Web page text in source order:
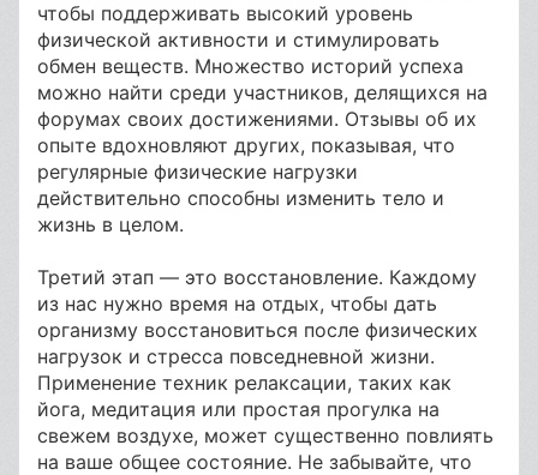
чтобы поддерживать высокий уровень
физической активности и стимулировать
обмен веществ. Множество историй успеха
можно найти среди участников, делящихся на
форумах своих достижениями. Отзывы об их
опыте вдохновляют других, показывая, что
регулярные физические нагрузки
действительно способны изменить тело и
жизнь в целом.
Третий этап — это восстановление. Каждому
из нас нужно время на отдых, чтобы дать
организму восстановиться после физических
нагрузок и стресса повседневной жизни.
Применение техник релаксации, таких как
йога, медитация или простая прогулка на
свежем воздухе, может существенно повлиять
на ваше общее состояние. Не забывайте, что